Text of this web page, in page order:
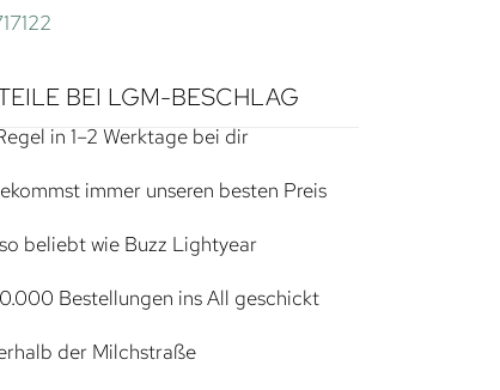
BEI LGM-BESCHLAG
in 1–2 Werktage bei dir
immer unseren besten Preis
beliebt wie Buzz Lightyear
Bestellungen ins All geschickt
der Milchstraße